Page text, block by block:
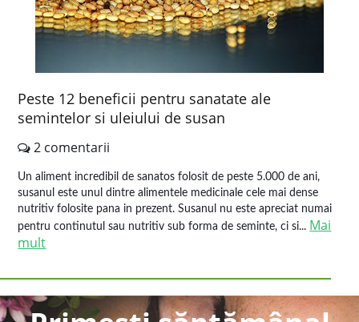
Peste 12 beneficii pentru sanatate ale
semintelor si uleiului de susan
2 comentarii
Un aliment incredibil de sanatos folosit de peste 5.000 de ani,
susanul este unul dintre alimentele medicinale cele mai dense
nutritiv folosite pana in prezent. Susanul nu este apreciat numai
pentru continutul sau nutritiv sub forma de seminte, ci si... Mai
mult